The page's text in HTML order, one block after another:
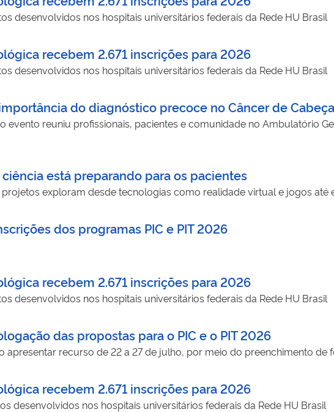
desenvolvidos nos hospitais universitários federais da Rede HU Brasil
recebem 2.671 inscrições para 2026
desenvolvidos nos hospitais universitários federais da Rede HU Brasil
do diagnóstico precoce no Câncer de
evento reuniu profissionais, pacientes e comunidade no Ambulatório
está preparando para os pacientes
exploram desde tecnologias como realidade virtual e jogos até
dos programas PIC e PIT 2026
recebem 2.671 inscrições para 2026
desenvolvidos nos hospitais universitários federais da Rede HU Brasil
das propostas para o PIC e o PIT 2026
recurso de 22 a 27 de julho, por meio do preenchimento de
recebem 2.671 inscrições para 2026
desenvolvidos nos hospitais universitários federais da Rede HU Brasil